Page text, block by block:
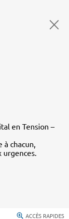
en Tension –
à chacun,
urgences.
ACCÈS RAPIDES